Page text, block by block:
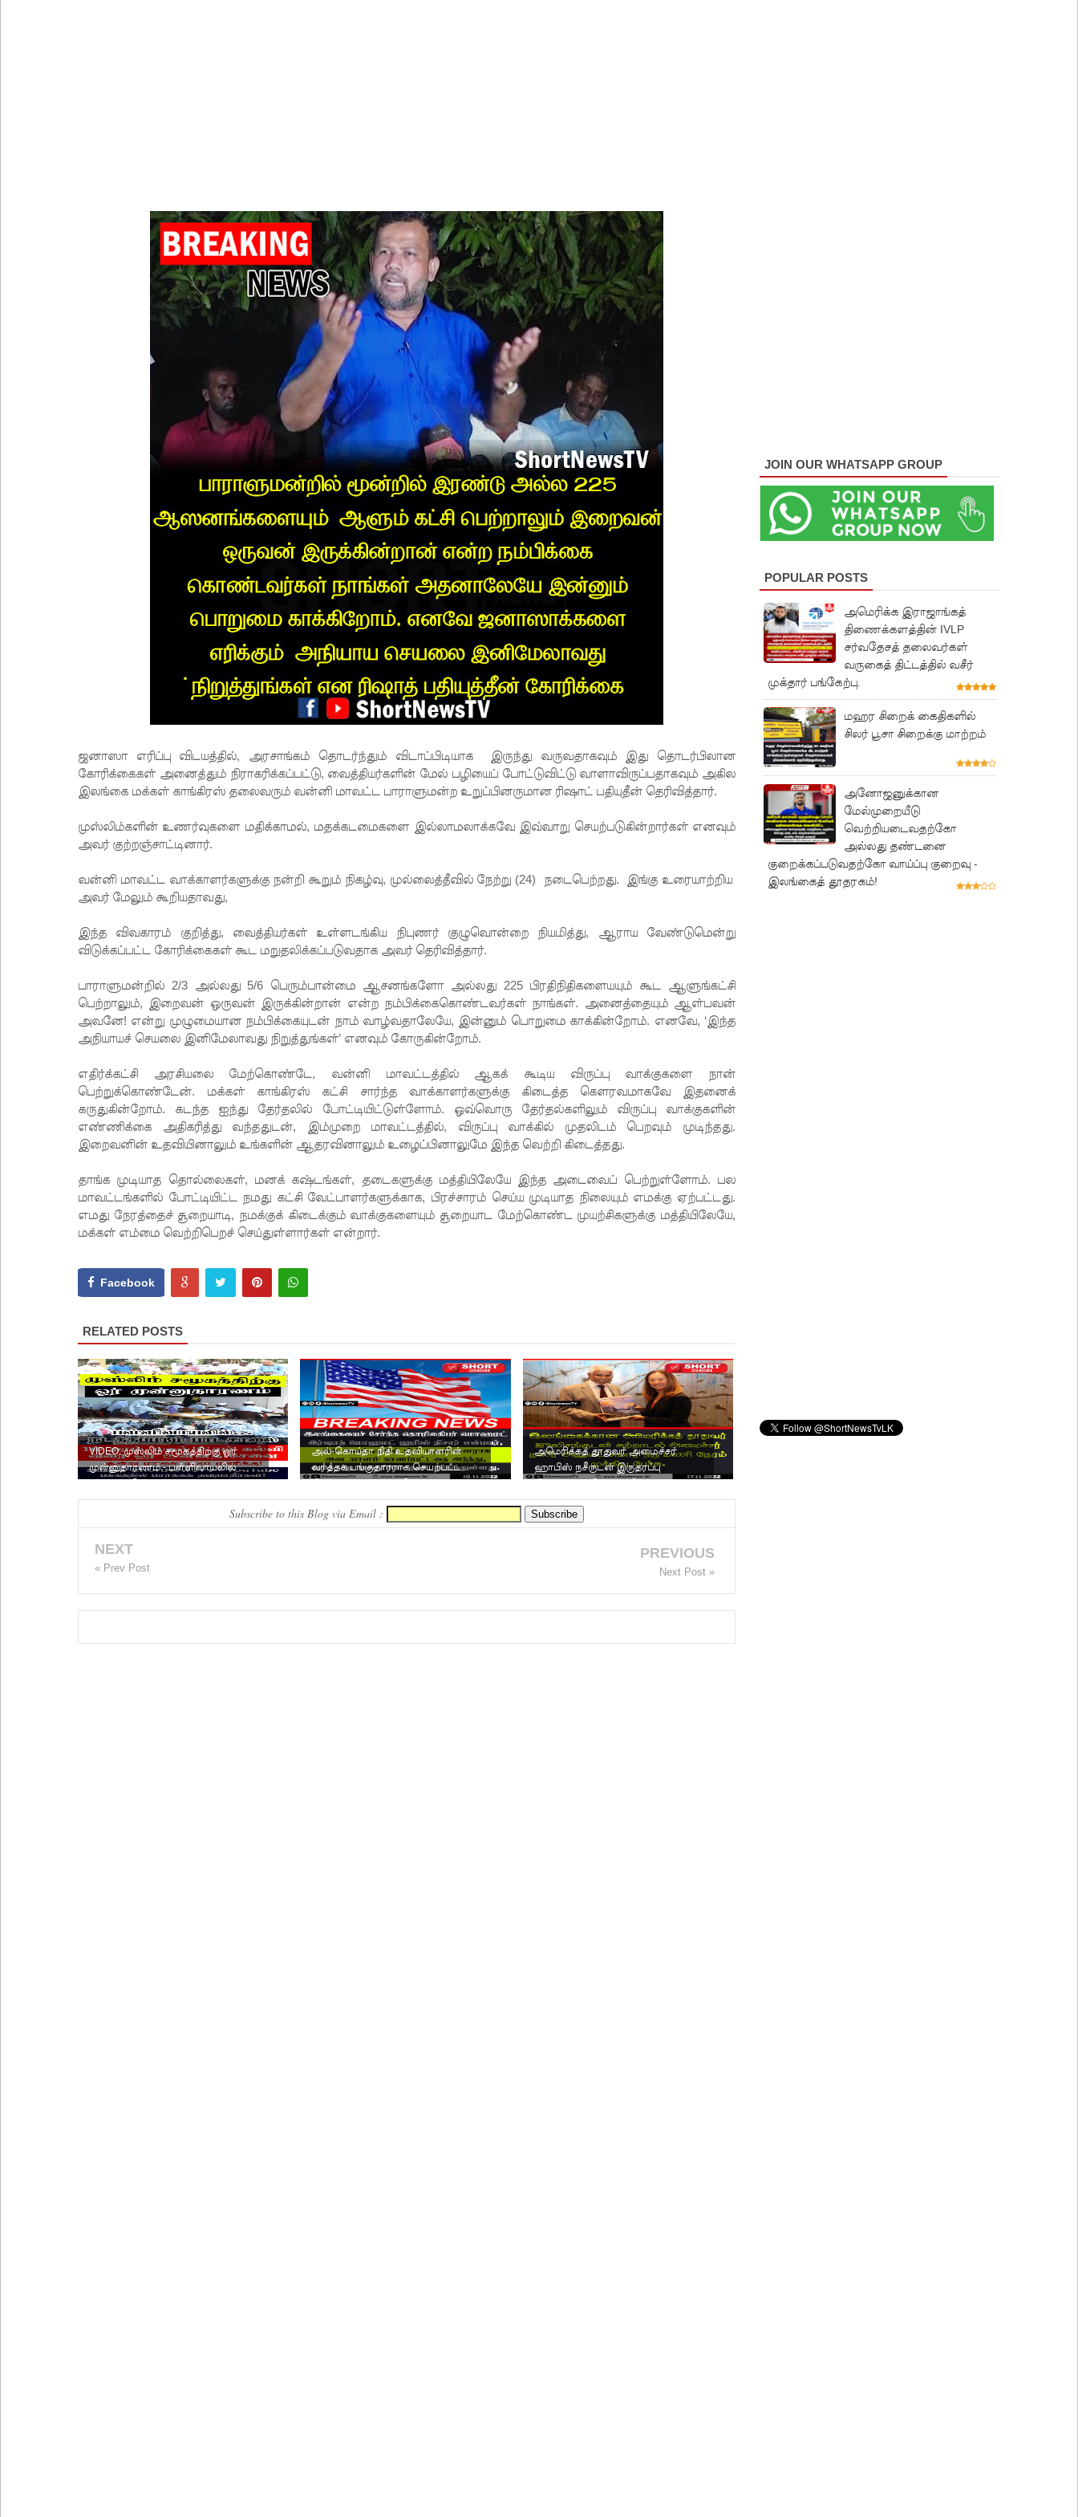
நாடாளுமன்ற உறுப்பினர்களின் சம்பளம் உயர்த்தப்படவில்லை: எரிபொருள் கொடுப்பனவே திருத்தப்பட்டது!
ஜனாஸா எரிப்பு விடயத்தில், அரசாங்கம் தொடர்ந்தும் விடாப்பிடியாக இருந்து வருவதாகவும் இது தொடர்பிலான
கோரிக்கைகள் அனைத்தும் நிராகரிக்கப்பட்டு, வைத்தியர்களின் மேல் பழியைப் போட்டுவிட்டு வாளாவிருப்பதாகவும் அகில
இலங்கை மக்கள் காங்கிரஸ் தலைவரும் வன்னி மாவட்ட பாராளுமன்ற உறுப்பினருமான ரிஷாட் பதியுதீன் தெரிவித்தார்.
முஸ்லிம்களின் உணர்வுகளை மதிக்காமல், மதக்கடமைகளை இல்லாமலாக்கவே இவ்வாறு செயற்படுகின்றார்கள் எனவும்
அவர் குற்றஞ்சாட்டினார்.
வன்னி மாவட்ட வாக்காளர்களுக்கு நன்றி கூறும் நிகழ்வு, முல்லைத்தீவில் நேற்று (24) நடைபெற்றது. இங்கு உரையாற்றிய
அவர் மேலும் கூறியதாவது,
இந்த விவகாரம் குறித்து, வைத்தியர்கள் உள்ளடங்கிய நிபுணர் குழுவொன்றை நியமித்து, ஆராய வேண்டுமென்று
விடுக்கப்பட்ட கோரிக்கைகள் கூட மறுதலிக்கப்படுவதாக அவர் தெரிவித்தார்.
பாராளுமன்றில் 2/3 அல்லது 5/6 பெரும்பான்மை ஆசனங்களோ அல்லது 225 பிரதிநிதிகளையயும் கூட ஆளுங்கட்சி
பெற்றாலும், இறைவன் ஒருவன் இருக்கின்றான் என்ற நம்பிக்கைகொண்டவர்கள் நாங்கள். அனைத்தையும் ஆள்பவன்
அவனே! என்று முழுமையான நம்பிக்கையுடன் நாம் வாழ்வதாலேயே, இன்னும் பொறுமை காக்கின்றோம். எனவே, ‘இந்த
அநியாயச் செயலை இனிமேலாவது நிறுத்துங்கள்’ எனவும் கோருகின்றோம்.
எதிர்க்கட்சி அரசியலை மேற்கொண்டே, வன்னி மாவட்டத்தில் ஆகக் கூடிய விருப்பு வாக்குகளை நான்
பெற்றுக்கொண்டேன். மக்கள் காங்கிரஸ் கட்சி சார்ந்த வாக்காளர்களுக்கு கிடைத்த கெளரவமாகவே இதனைக்
கருதுகின்றோம். கடந்த ஐந்து தேர்தலில் போட்டியிட்டுள்ளோம். ஒவ்வொரு தேர்தல்களிலும் விருப்பு வாக்குகளின்
எண்ணிக்கை அதிகரித்து வந்ததுடன், இம்முறை மாவட்டத்தில், விருப்பு வாக்கில் முதலிடம் பெறவும் முடிந்தது.
இறைவனின் உதவியினாலும் உங்களின் ஆதரவினாலும் உழைப்பினாலுமே இந்த வெற்றி கிடைத்தது.
தாங்க முடியாத தொல்லைகள், மனக் கஷ்டங்கள், தடைகளுக்கு மத்தியிலேயே இந்த அடைவைப் பெற்றுள்ளோம். பல
மாவட்டங்களில் போட்டியிட்ட நமது கட்சி வேட்பாளர்களுக்காக, பிரச்சாரம் செய்ய முடியாத நிலையும் எமக்கு ஏற்பட்டது.
எமது நேரத்தைச் சூறையாடி, நமக்குக் கிடைக்கும் வாக்குகளையும் சூறையாட மேற்கொண்ட முயற்சிகளுக்கு மத்தியிலேயே,
மக்கள் எம்மை வெற்றிபெறச் செய்துள்ளார்கள் என்றார்.
Facebook
RELATED POSTS
VIDEO: முஸ்லிம் சமூகத்திற்கு ஓர்
முன்னுதாரணம் - பள்ளிவாயலில்
அல்-கொய்தா நிதி உதவியாளரின்
வர்த்தக பங்குதாரராக செயற்பட்ட
அமெரிக்கத் தூதுவர் அமைச்சர்
ஹாபிஸ் நசீருடன் இருதரப்பு
Subscribe to this Blog via Email :
NEXT
« Prev Post
PREVIOUS
Next Post »
JOIN OUR WHATSAPP GROUP
POPULAR POSTS
அமெரிக்க இராஜாங்கத்
திணைக்களத்தின் IVLP
சர்வதேசத் தலைவர்கள்
வருகைத் திட்டத்தில் வசீர்
முக்தார் பங்கேற்பு.
மஹர சிறைக் கைதிகளில்
சிலர் பூசா சிறைக்கு மாற்றம்
அனோஜனுக்கான
மேல்முறையீடு
வெற்றியடைவதற்கோ
அல்லது தண்டனை
குறைக்கப்படுவதற்கோ வாய்ப்பு குறைவு -
இலங்கைத் தூதரகம்!